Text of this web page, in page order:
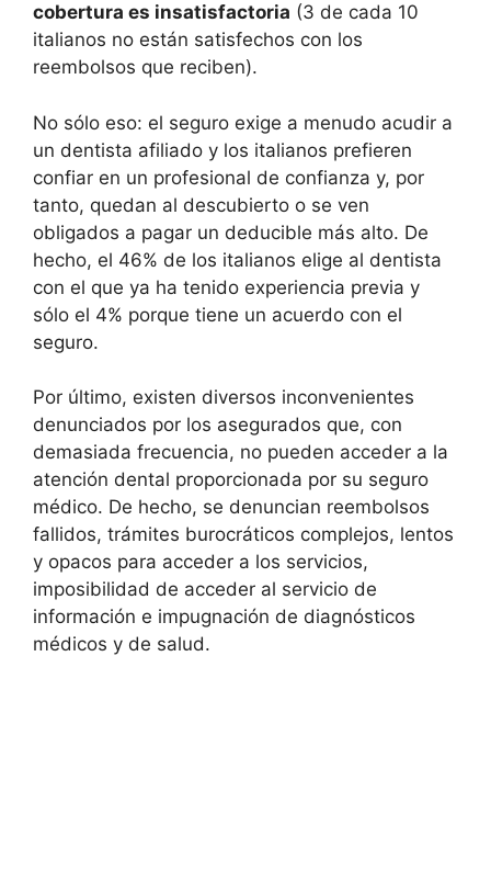
cobertura es insatisfactoria (3 de cada 10
italianos no están satisfechos con los
reembolsos que reciben).
No sólo eso: el seguro exige a menudo acudir a
un dentista afiliado y los italianos prefieren
confiar en un profesional de confianza y, por
tanto, quedan al descubierto o se ven
obligados a pagar un deducible más alto. De
hecho, el 46% de los italianos elige al dentista
con el que ya ha tenido experiencia previa y
sólo el 4% porque tiene un acuerdo con el
seguro.
Por último, existen diversos inconvenientes
denunciados por los asegurados que, con
demasiada frecuencia, no pueden acceder a la
atención dental proporcionada por su seguro
médico. De hecho, se denuncian reembolsos
fallidos, trámites burocráticos complejos, lentos
y opacos para acceder a los servicios,
imposibilidad de acceder al servicio de
información e impugnación de diagnósticos
médicos y de salud.